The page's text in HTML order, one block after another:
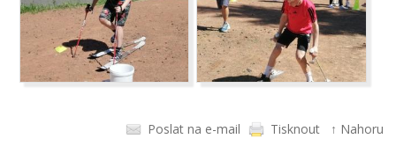
Poslat na e-mail Tisknout ↑ Nahoru